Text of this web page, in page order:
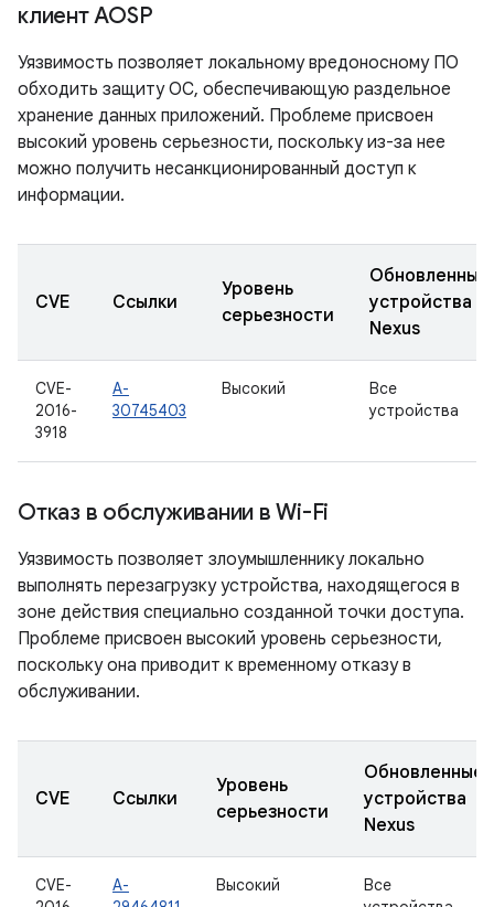
клиент AOSP
Уязвимость позволяет локальному вредоносному ПО
обходить защиту ОС, обеспечивающую раздельное
хранение данных приложений. Проблеме присвоен
высокий уровень серьезности, поскольку из-за нее
можно получить несанкционированный доступ к
информации.
CVE Ссылки
Уровень
серьезности
Обновленные
устройства
Nexus
CVE-
2016-
3918
A-
30745403
Высокий
Все
устройства
Отказ в обслуживании в Wi-Fi
Уязвимость позволяет злоумышленнику локально
выполнять перезагрузку устройства, находящегося в
зоне действия специально созданной точки доступа.
Проблеме присвоен высокий уровень серьезности,
поскольку она приводит к временному отказу в
обслуживании.
CVE Ссылки
Уровень
серьезности
Обновленные
устройства
Nexus
CVE-
A-
Высокий
Все